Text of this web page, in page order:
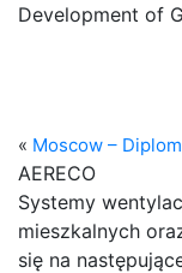
Development of
« Moscow –
AERECO
Systemy
mieszkalnych
się na